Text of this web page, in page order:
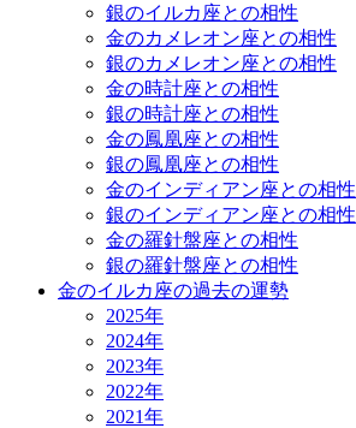
銀のイルカ座との相性
金のカメレオン座との相性
銀のカメレオン座との相性
金の時計座との相性
銀の時計座との相性
金の鳳凰座との相性
銀の鳳凰座との相性
金のインディアン座との相性
銀のインディアン座との相性
金の羅針盤座との相性
銀の羅針盤座との相性
金のイルカ座の過去の運勢
2025年
2024年
2023年
2022年
2021年